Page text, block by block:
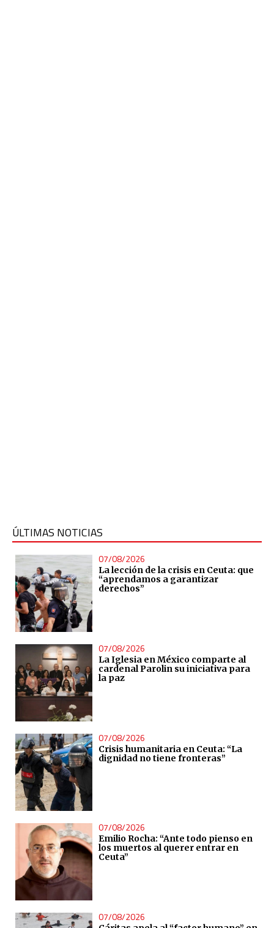
ÚLTIMAS NOTICIAS
07/08/2026
La lección de la crisis en Ceuta: que
“aprendamos a garantizar
derechos”
07/08/2026
La Iglesia en México comparte al
cardenal Parolin su iniciativa para
la paz
07/08/2026
Crisis humanitaria en Ceuta: “La
dignidad no tiene fronteras”
07/08/2026
Emilio Rocha: “Ante todo pienso en
los muertos al querer entrar en
Ceuta”
07/08/2026